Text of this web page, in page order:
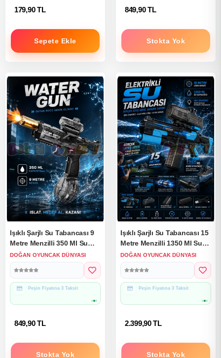
179,90 TL
Sepete Ekle
849,90 TL
Stokta Yok
Işıklı Şarjlı Su Tabancası 9
Metre Menzilli 350 Ml Su
Haznesi - Şarjlı Su
Tabancası
DOĞAN OYUNCAK DÜNYASI
Hediye Paketine Uygun
849,90 TL
Stokta Yok
Işıklı Şarjlı Su Tabancası 15
Metre Menzilli 1350 Ml Su
Haznesi - Elektirikli Su
Eğlencesi Su Silahı
DOĞAN OYUNCAK DÜNYASI
Hediye Paketine Uygun
2.399,90 TL
Stokta Yok